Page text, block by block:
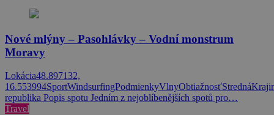
Nové mlýny – Pasohlávky – Vodní monstrum
Moravy
Lokácia48.897132,
republika Popis spotu Jedním z nejoblíbenějších spotů pro…
Travel